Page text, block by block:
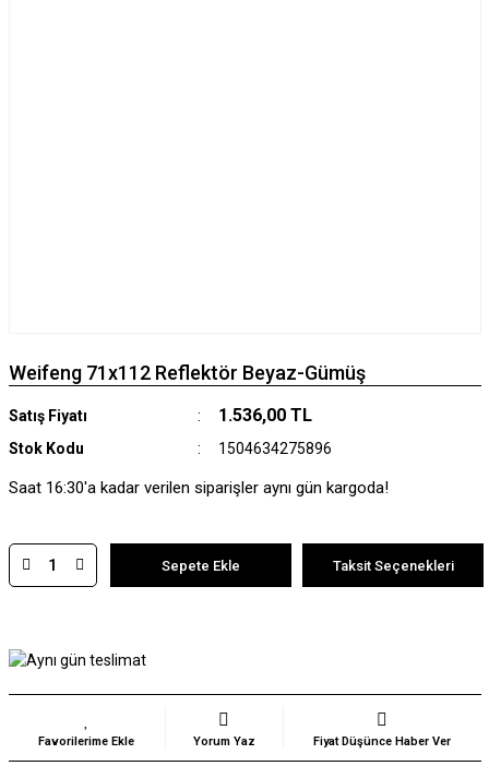
Weifeng 71x112 Reflektör Beyaz-Gümüş
Satış Fiyatı 1.536,00 TL
Stok Kodu 1504634275896
Saat 16:30'a kadar verilen siparişler aynı gün kargoda!
Sepete Ekle Taksit Seçenekleri
Yorum Yaz Fiyat Düşünce Haber Ver